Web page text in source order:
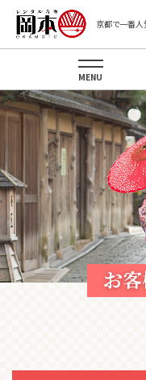
京都で一番
MENU
お